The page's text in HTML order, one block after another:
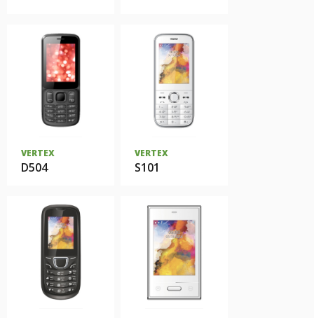
VERTEX
D504
VERTEX
S101